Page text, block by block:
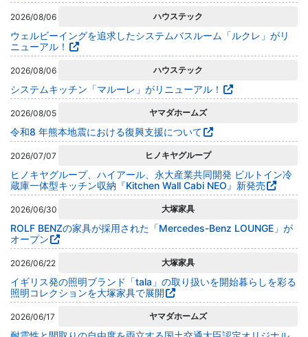
2026/08/06 ハウステック
ウェルビーイングを追求したシステムバスルーム「ルクレ」がリ
ニューアル！
2026/08/06 ハウステック
システムキッチン「マルーレ」がリニューアル！
2026/08/05 ヤマダホームズ
令和8 年熊本地震における復興⽀援について
2026/07/07 ヒノキヤグループ
ヒノキヤグループ、ハイアール、永大産業共同開発 ビルトイン冷
蔵庫一体型キッチン収納『Kitchen Wall Cabi NEO』新発売
2026/06/30 大塚家具
ROLF BENZの家具が採用された「Mercedes-Benz LOUNGE」が
オープン
2026/06/22 大塚家具
イギリス発の照明ブランド「tala」の取り扱いを開始暮らしを彩る
照明コレクションを大塚家具で展開
2026/06/17 ヤマダホームズ